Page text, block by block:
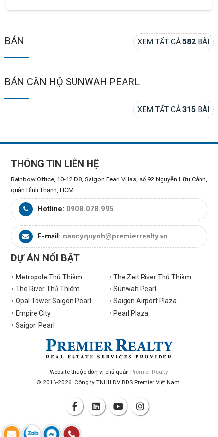
BÁN XEM TẤT CẢ582 BÀI
BÁN CĂN HỘ SUNWAH PEARL
XEM TẤT CẢ315 BÀI
THÔNG TIN LIÊN HỆ
Rainbow Office, 10-12 D8, Saigon Pearl Villas, số 92 Nguyễn Hữu Cảnh,
quận Bình Thạnh, HCM
Hotline: 0908.078.995
E-mail: nancyquynh@premierrealty.vn
DỰ ÁN NỔI BẬT
Metropole Thủ Thiêm
The Zeit River Thủ Thiêm .
The River Thủ Thiêm
Sunwah Pearl
Opal Tower Saigon Pearl
Saigon Airport Plaza
Empire City
Pearl Plaza
Saigon Pearl
Website thuộc đơn vị chủ quản Premier Realty
© 2016-2026. Công ty TNHH DV BĐS Premier Việt Nam.